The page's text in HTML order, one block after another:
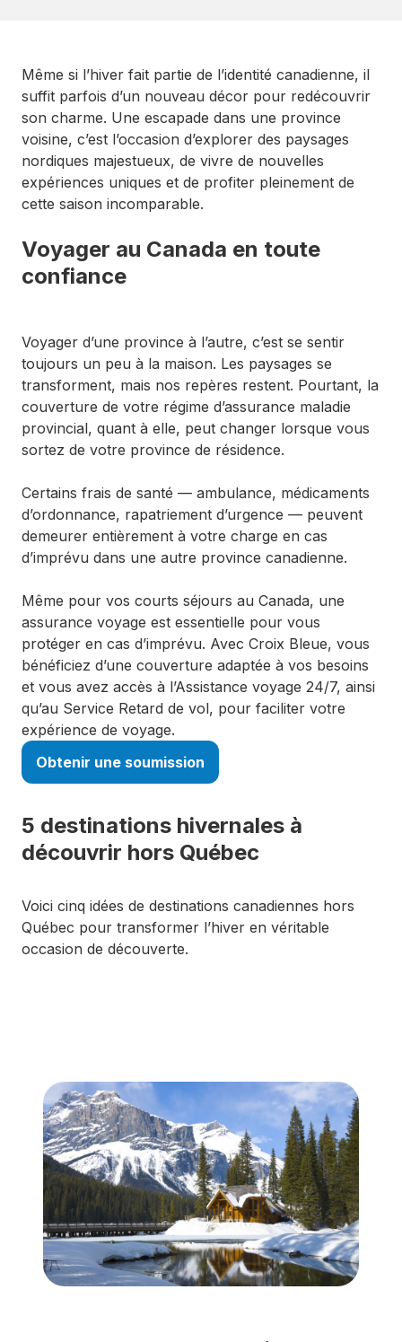
Même si l’hiver fait partie de l’identité canadienne, il
suffit parfois d’un nouveau décor pour redécouvrir
son charme. Une escapade dans une province
voisine, c’est l’occasion d’explorer des paysages
nordiques majestueux, de vivre de nouvelles
expériences uniques et de profiter pleinement de
cette saison incomparable.
Voyager au Canada en toute
confiance
Voyager d’une province à l’autre, c’est se sentir
toujours un peu à la maison. Les paysages se
transforment, mais nos repères restent. Pourtant, la
couverture de votre régime d’assurance maladie
provincial, quant à elle, peut changer lorsque vous
sortez de votre province de résidence.
Certains frais de santé — ambulance, médicaments
d’ordonnance, rapatriement d’urgence — peuvent
demeurer entièrement à votre charge en cas
d’imprévu dans une autre province canadienne.
Même pour vos courts séjours au Canada, une
assurance voyage est essentielle pour vous
protéger en cas d’imprévu. Avec Croix Bleue, vous
bénéficiez d’une couverture adaptée à vos besoins
et vous avez accès à l’Assistance voyage 24/7, ainsi
qu’au Service Retard de vol, pour faciliter votre
expérience de voyage.
Obtenir une soumission
5 destinations hivernales à
découvrir hors Québec
Voici cinq idées de destinations canadiennes hors
Québec pour transformer l’hiver en véritable
occasion de découverte.